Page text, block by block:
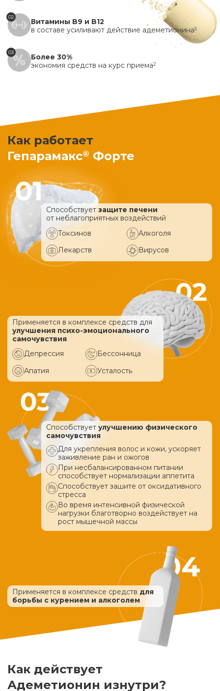
02
Витамины B9 и B12
в составе усиливают действие адеметионина5
03
Более 30%
экономия средств на курс приема2
Как работает
Гепарамакс® Форте
Способствует защите печени
от неблагоприятных воздействий
Токсинов
Алкоголя
Лекарств
Вирусов
Применяется в комплексе средств для
улучшения психо-эмоционального
самочувствия
Депрессия
Бессонница
Апатия
Усталость
Способствует улучшению физического
самочувствия
Для укрепления волос и кожи, ускоряет
заживление ран и ожогов
При несбалансированном питании
способствует нормализации аппетита
Способствует зашите от оксидативного
стресса
Во время интенсивной физической
нагрузки благотворно воздействует на
рост мышечной массы
Применяется в комплексе средств для
борьбы с курением и алкоголем
Как действует
Адеметионин изнутри?